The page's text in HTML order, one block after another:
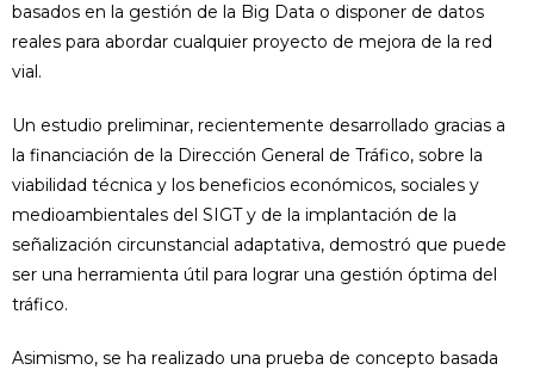
basados en la gestión de la Big Data o disponer de datos
reales para abordar cualquier proyecto de mejora de la red
vial.
Un estudio preliminar, recientemente desarrollado gracias a
la financiación de la Dirección General de Tráfico, sobre la
viabilidad técnica y los beneficios económicos, sociales y
medioambientales del SIGT y de la implantación de la
señalización circunstancial adaptativa, demostró que puede
ser una herramienta útil para lograr una gestión óptima del
tráfico.
Asimismo, se ha realizado una prueba de concepto basada